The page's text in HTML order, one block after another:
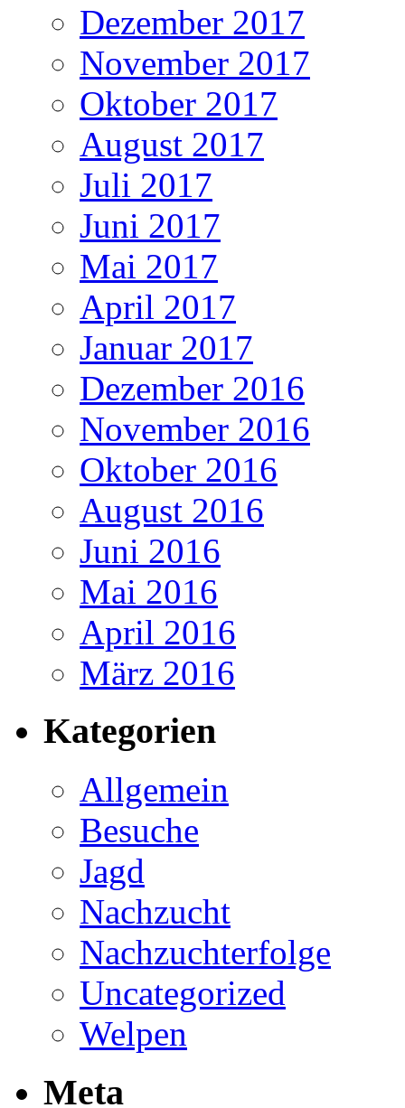
Dezember 2017
November 2017
Oktober 2017
August 2017
Juli 2017
Juni 2017
Mai 2017
April 2017
Januar 2017
Dezember 2016
November 2016
Oktober 2016
August 2016
Juni 2016
Mai 2016
April 2016
März 2016
Kategorien
Allgemein
Besuche
Jagd
Nachzucht
Nachzuchterfolge
Uncategorized
Welpen
Meta